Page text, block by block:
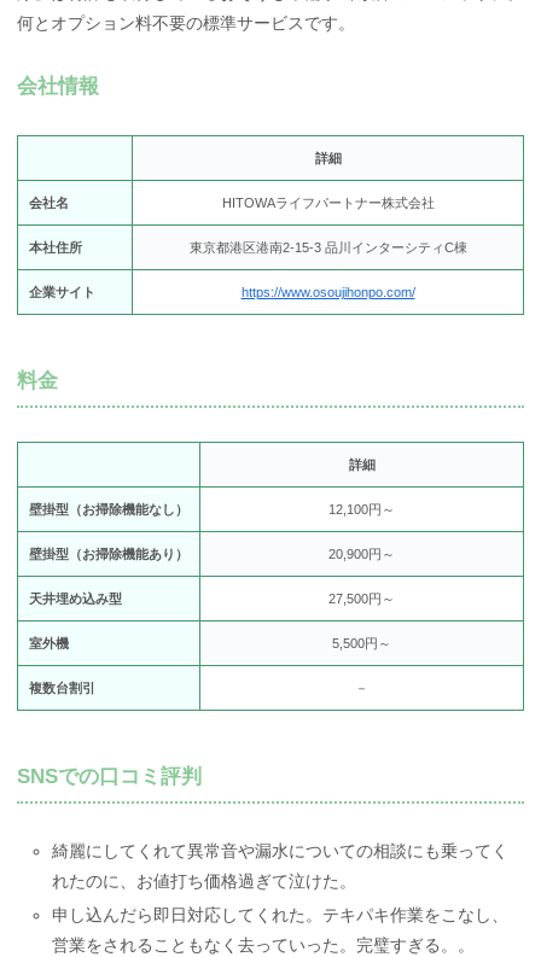
何とオプション料不要の標準サービスです。
会社情報
詳細
会社名 HITOWAライフパートナー株式会社
本社住所 東京都港区港南2-15-3 品川インターシティC棟
企業サイト https://www.osoujihonpo.com/
料金
詳細
壁掛型（お掃除機能なし） 12,100円～
壁掛型（お掃除機能あり） 20,900円～
天井埋め込み型 27,500円～
室外機 5,500円～
複数台割引 －
SNSでの口コミ評判
綺麗にしてくれて異常音や漏水についての相談にも乗ってく
れたのに、お値打ち価格過ぎて泣けた。
申し込んだら即日対応してくれた。テキパキ作業をこなし、
営業をされることもなく去っていった。完璧すぎる。。